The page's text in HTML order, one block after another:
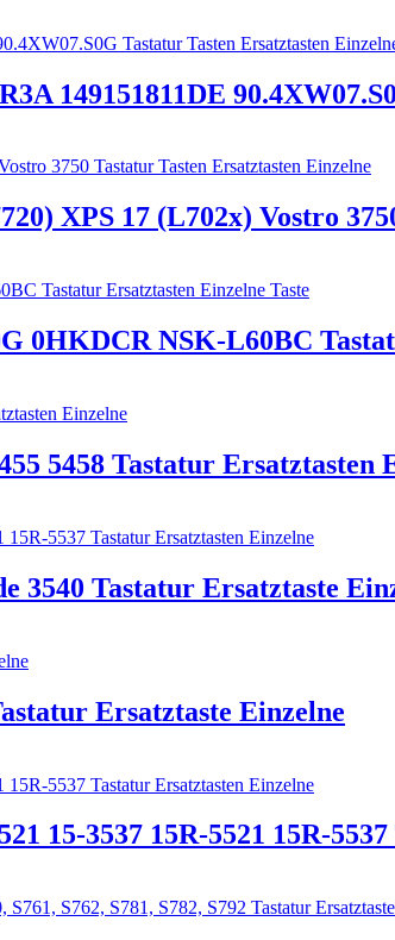
149151811DE
XPS 17 (L702x) Vostro
0HKDCR NSK-L60BC
5458 Tastatur Ersatztasten
3540 Tastatur Ersatztaste
Ersatztaste Einzelne
15-3537 15R-5521 15R-